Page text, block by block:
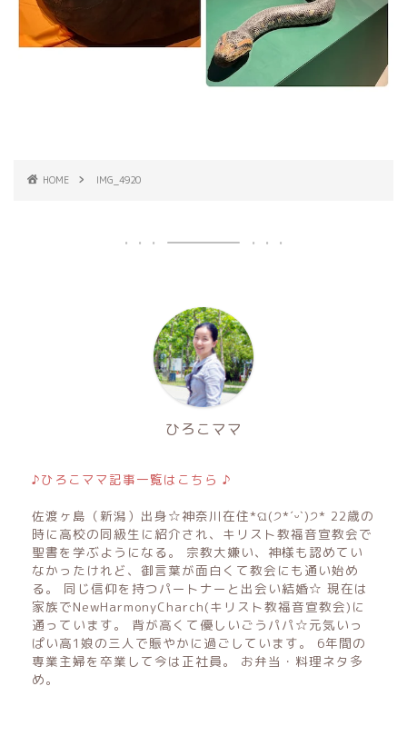
HOME IMG_4920
ひろこママ
♪ひろこママ記事一覧はこちら ♪
佐渡ヶ島（新潟）出身☆神奈川在住*ଘ(੭*ˊᵕˋ)੭* 22歳の
時に高校の同級生に紹介され、キリスト教福音宣教会で
聖書を学ぶようになる。 宗教大嫌い、神様も認めてい
なかったけれど、御言葉が面白くて教会にも通い始め
る。 同じ信仰を持つパートナーと出会い結婚☆ 現在は
家族でNewHarmonyCharch(キリスト教福音宣教会)に
通っています。 背が高くて優しいごうパパ☆元気いっ
ぱい高1娘の三人で賑やかに過ごしています。 6年間の
専業主婦を卒業して今は正社員。 お弁当・料理ネタ多
め。